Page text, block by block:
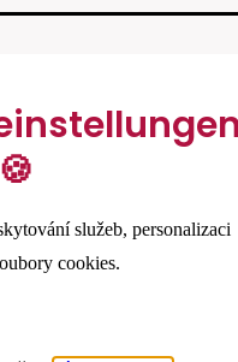
služeb, personalizaci
cookies.